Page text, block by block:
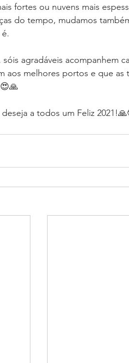
fortes ou nuvens mais
do tempo, mudamos
agradáveis acompanhem
aos melhores portos e que
a todos um Feliz